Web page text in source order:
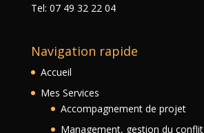
Tel: 07 49 32 22 04
Navigation rapide
Accueil
Mes Services
Accompagnement de projet
Management, gestion du conflit